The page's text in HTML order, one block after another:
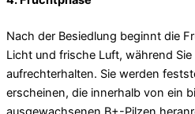
Nach der Besiedlung beginnt die
Licht und frische Luft, während
aufrechterhalten. Sie werden
erscheinen, die innerhalb von ein